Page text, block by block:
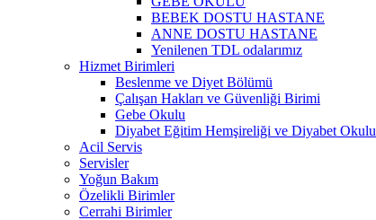
BEBEK DOSTU HASTANE
ANNE DOSTU HASTANE
Yenilenen TDL odalarımız
Hizmet Birimleri
Beslenme ve Diyet Bölümü
Çalışan Hakları ve Güvenliği Birimi
Gebe Okulu
Diyabet Eğitim Hemşireliği ve Diyabet Okulu
Acil Servis
Servisler
Yoğun Bakım
Özelikli Birimler
Cerrahi Birimler